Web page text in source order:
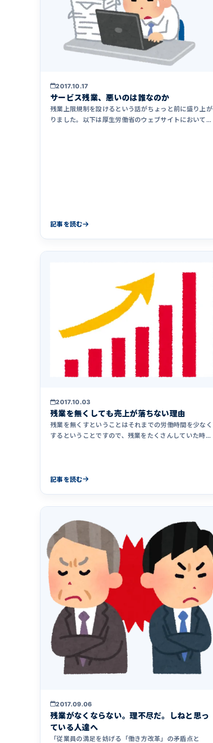
2017.10.17
サービス残業、悪いのは誰なのか
残業上限規制を設けるという話がちょっと前に盛り上が
りました。以下は厚生労働省のウェブサイトにおいてあ
記事を読む
2017.10.03
残業を無くしても売上が落ちない理由
残業を無くすということはそれまでの労働時間を少なく
するということですので、残業をたくさんしていた時の
記事を読む
2017.09.06
残業がなくならない。理不尽だ。しねと思っ
ている人達へ
「従業員の満足を妨げる「働き方改革」の矛盾点と